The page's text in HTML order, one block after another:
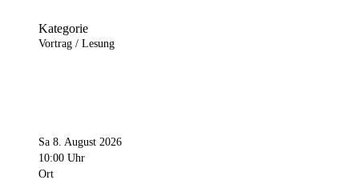
Kategorie
Vortrag / Lesung
Sa 8. August 2026
10:00 Uhr
Ort